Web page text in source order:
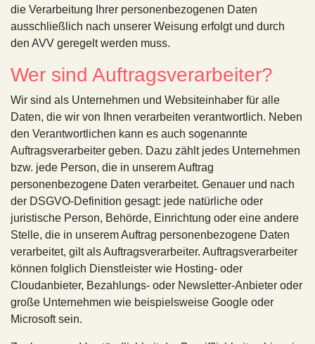
die Verarbeitung Ihrer personenbezogenen Daten
ausschließlich nach unserer Weisung erfolgt und durch
den AVV geregelt werden muss.
Wer sind Auftragsverarbeiter?
Wir sind als Unternehmen und Websiteinhaber für alle
Daten, die wir von Ihnen verarbeiten verantwortlich. Neben
den Verantwortlichen kann es auch sogenannte
Auftragsverarbeiter geben. Dazu zählt jedes Unternehmen
bzw. jede Person, die in unserem Auftrag
personenbezogene Daten verarbeitet. Genauer und nach
der DSGVO-Definition gesagt: jede natürliche oder
juristische Person, Behörde, Einrichtung oder eine andere
Stelle, die in unserem Auftrag personenbezogene Daten
verarbeitet, gilt als Auftragsverarbeiter. Auftragsverarbeiter
können folglich Dienstleister wie Hosting- oder
Cloudanbieter, Bezahlungs- oder Newsletter-Anbieter oder
große Unternehmen wie beispielsweise Google oder
Microsoft sein.